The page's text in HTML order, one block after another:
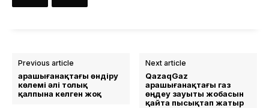
Previous article
Қарашығанақтағы өндіру
көлемі әлі толық
қалпына келген жоқ
Next article
QazaqGaz
Қарашығанақтағы газ
өңдеу зауыты жобасын
қайта пысықтап жатыр